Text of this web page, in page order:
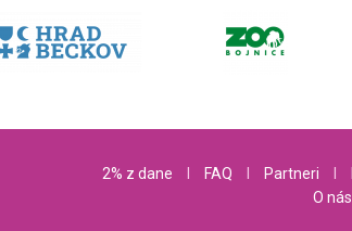
2% z dane FAQ Partneri
O nás